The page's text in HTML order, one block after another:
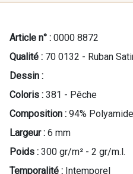
Article n° : 0000 8872
Qualité : 70 0132 - Ruban
Dessin :
Coloris : 381 - Pêche
Composition : 94%
Largeur : 6 mm
Poids : 300 gr/m² - 2 gr/m.l.
Temporalité : Intemporel